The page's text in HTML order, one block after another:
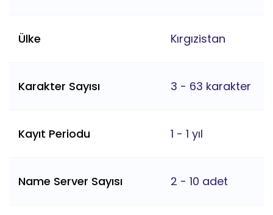
Ülke Kırgızistan
Karakter Sayısı 3 - 63 karakter
Kayıt Periodu 1 - 1 yıl
Name Server Sayısı 2 - 10 adet